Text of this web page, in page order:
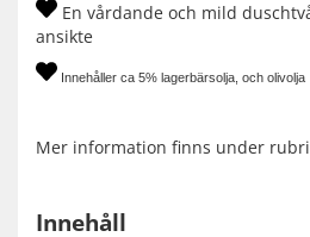
En vårdande och mild
ansikte
Innehåller ca 5% lagerbärsolja, och olivolja
Mer information finns under
Innehåll